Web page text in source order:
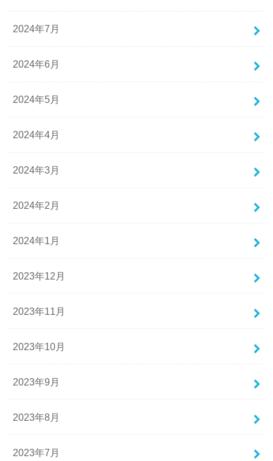
2024年7月
2024年6月
2024年5月
2024年4月
2024年3月
2024年2月
2024年1月
2023年12月
2023年11月
2023年10月
2023年9月
2023年8月
2023年7月